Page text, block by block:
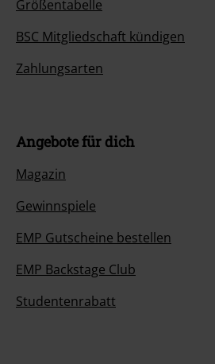
Größentabelle
BSC Mitgliedschaft kündigen
Zahlungsarten
Angebote für dich
Magazin
Gewinnspiele
EMP Gutscheine bestellen
EMP Backstage Club
Studentenrabatt